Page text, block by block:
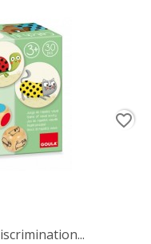
favorite_border